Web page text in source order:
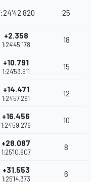
25
+2.358
1:24'45.178
18
+10.791
1:24'53.611
15
+14.471
1:24'57.291
12
+16.456
1:24'59.276
10
+28.087
1:25'10.907
8
+31.553
1:25'14.373
6